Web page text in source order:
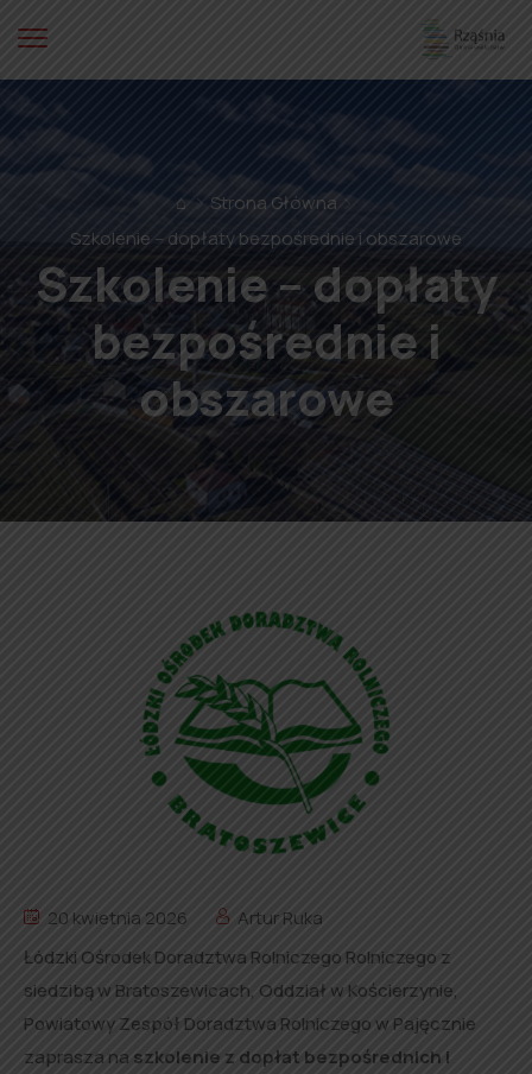
⌂
Strona Główna
Szkolenie – dopłaty bezpośrednie i obszarowe
Szkolenie – dopłaty
bezpośrednie i
obszarowe
20 kwietnia 2026
Artur Ruka
Łódzki Ośrodek Doradztwa Rolniczego Rolniczego z
siedzibą w Bratoszewicach, Oddział w Kościerzynie,
Powiatowy Zespół Doradztwa Rolniczego w Pajęcznie
zaprasza na szkolenie z dopłat bezpośrednich i